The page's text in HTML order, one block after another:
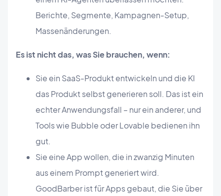
Berichte, Segmente, Kampagnen-Setup,
Massenänderungen.
Es ist nicht das, was Sie brauchen, wenn:
Sie ein SaaS-Produkt entwickeln und die KI
das Produkt selbst generieren soll. Das ist ein
echter Anwendungsfall – nur ein anderer, und
Tools wie Bubble oder Lovable bedienen ihn
gut.
Sie eine App wollen, die in zwanzig Minuten
aus einem Prompt generiert wird.
GoodBarber ist für Apps gebaut, die Sie über